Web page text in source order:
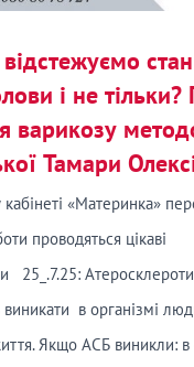
і не
варикозу
Тамари
«Материнка»
проводяться цікаві
25_.7.25:
в організмі
Якщо АСБ виникли: в